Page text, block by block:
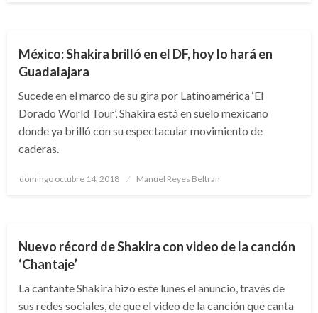
México: Shakira brilló en el DF, hoy lo hará en
Guadalajara
Sucede en el marco de su gira por Latinoamérica ‘El
Dorado World Tour’, Shakira está en suelo mexicano
donde ya brilló con su espectacular movimiento de
caderas.
Publicado
domingo octubre 14, 2018 Manuel Reyes Beltran
Nuevo récord de Shakira con video de la canción
‘Chantaje’
La cantante Shakira hizo este lunes el anuncio, través de
sus redes sociales, de que el video de la canción que canta